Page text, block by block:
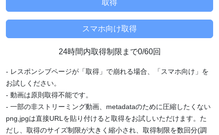
24時間内取得制限まで0/60回
- レスポンシブページが「取得」で崩れる場合、「スマホ向け」を
お試しください。
- 動画は原則取得不能です。
- 一部の非ストリーミング動画、metadataのために圧縮したくない
png,jpgは直接URLを貼り付けると取得をお試しいただけます。た
だし、取得のサイズ制限が大きく縮小され、取得制限を数回分(調